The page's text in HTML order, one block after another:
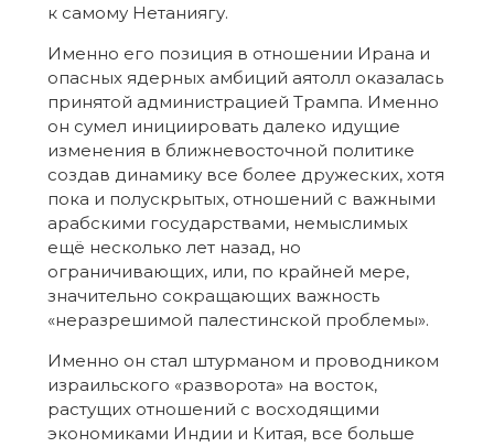
к самому Нетаниягу.
Именно его позиция в отношении Ирана и
опасных ядерных амбиций аятолл оказалась
принятой администрацией Трампа. Именно
он сумел инициировать далеко идущие
изменения в ближневосточной политике
создав динамику все более дружеских, хотя
пока и полускрытых, отношений с важными
арабскими государствами, немыслимых
ещё несколько лет назад, но
ограничивающих, или, по крайней мере,
значительно сокращающих важность
«неразрешимой палестинской проблемы».
Именно он стал штурманом и проводником
израильского «разворота» на восток,
растущих отношений с восходящими
экономиками Индии и Китая, все больше